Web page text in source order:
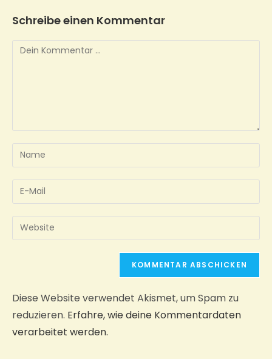
Schreibe einen Kommentar
Diese Website verwendet Akismet, um Spam zu
reduzieren. Erfahre, wie deine Kommentardaten
verarbeitet werden.